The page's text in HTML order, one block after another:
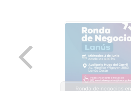
Ronda de negocios en